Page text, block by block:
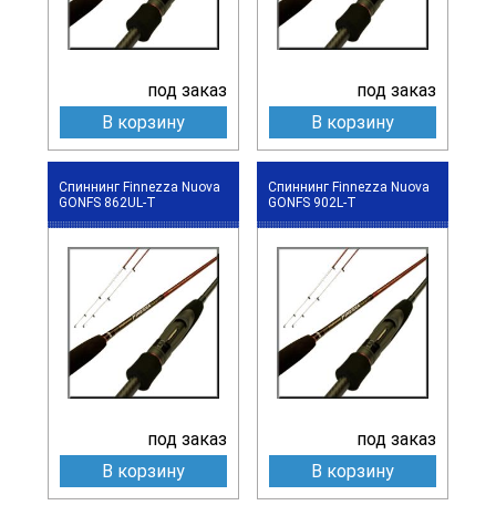
под заказ
В корзину
под заказ
В корзину
Спиннинг Finnezza Nuova
GONFS 862UL-T
под заказ
В корзину
Спиннинг Finnezza Nuova
GONFS 902L-T
под заказ
В корзину